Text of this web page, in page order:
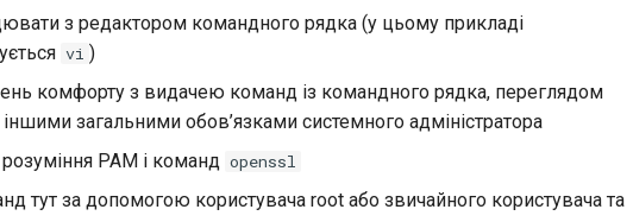
한국어
з редактором командного рядка (у цьому прикладі
vi )
комфорту з видачею команд із командного рядка, переглядом
загальними обов’язками системного адміністратора
PAM і команд openssl
тут за допомогою користувача root або звичайного користувача та